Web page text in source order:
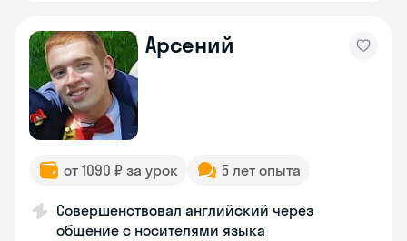
Арсений
от 1090 ₽ за урок 5 лет опыта
Совершенствовал английский через
общение с носителями языка